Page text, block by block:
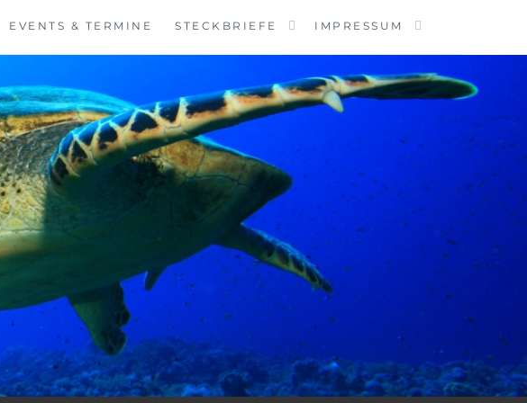
EVENTS & TERMINE STECKBRIEFE IMPRESSUM